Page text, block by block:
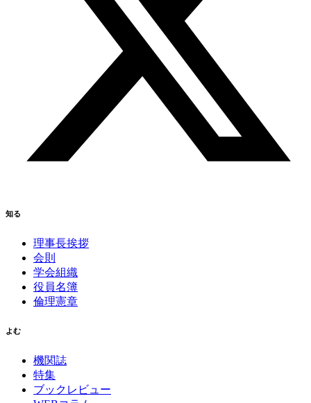
知る
理事長挨拶
会則
学会組織
役員名簿
倫理憲章
よむ
機関誌
特集
ブックレビュー